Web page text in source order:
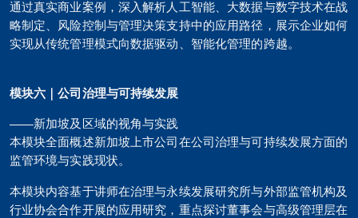
通过真实商业案例，深入解析人工智能、大数据与数字技术在战
略制定、风险控制与管理决策支持中的应用路径，展示企业如何
实现从传统管理模式向数据驱动、智能化管理的跨越。
模块六｜公司治理与可持续发展
——新加坡及区域的视角与实践
本模块全面概述新加坡上市公司在公司治理与可持续发展方面的
监管环境与实践现状。
本模块内容基于讲师在治理与永续发展研究所与外部监管机构及
行业协会合作开展的应用研究，重点探讨董事会与高级管理层在